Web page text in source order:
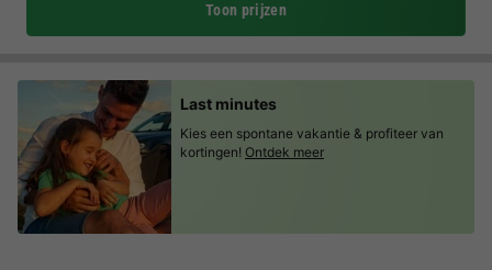
Toon prijzen
Last minutes
Kies een spontane vakantie & profiteer van
kortingen! Ontdek meer